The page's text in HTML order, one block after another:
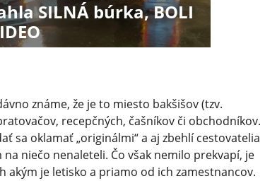
SILNÁ búrka, BOLI
známe, že je to miesto bakšišov (tzv.
recepčných, čašníkov či obchodníkov.
sa oklamať „originálmi“ a aj zbehlí cestovatelia
niečo nenaleteli. Čo však nemilo prekvapí, je
akým je letisko a priamo od ich zamestnancov.